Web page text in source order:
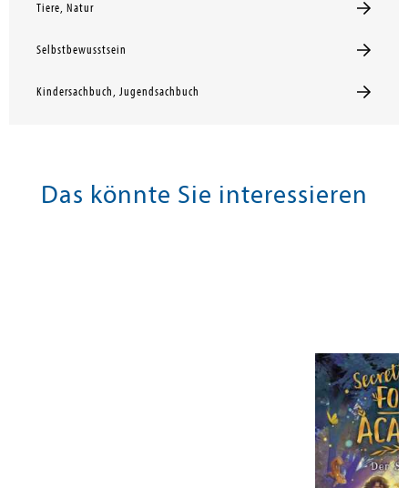
Tiere, Natur
Selbstbewusstsein
Kindersachbuch, Jugendsachbuch
Das könnte Sie interessieren